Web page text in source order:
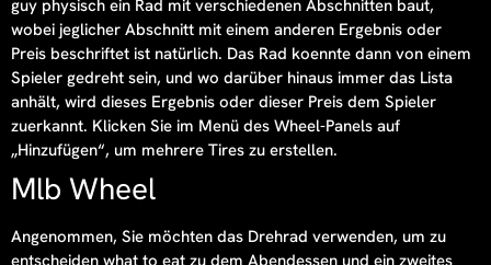
guy physisch ein Rad mit verschiedenen Abschnitten baut,
wobei jeglicher Abschnitt mit einem anderen Ergebnis oder
Preis beschriftet ist natürlich. Das Rad koennte dann von einem
Spieler gedreht sein, und wo darüber hinaus immer das Lista
anhält, wird dieses Ergebnis oder dieser Preis dem Spieler
zuerkannt. Klicken Sie im Menü des Wheel-Panels auf
„Hinzufügen“, um mehrere Tires zu erstellen.
Mlb Wheel
Angenommen, Sie möchten das Drehrad verwenden, um zu
entscheiden what to eat zu dem Abendessen und ein zweites